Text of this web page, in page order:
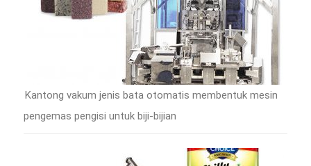
Kantong vakum jenis bata otomatis membentuk mesin
pengemas pengisi untuk biji-bijian